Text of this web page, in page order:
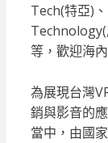
Tech(特亞)
Technology(
等，歡迎海
為展現台灣
銷與影音的
當中，由國